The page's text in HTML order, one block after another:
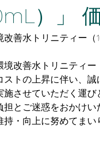
）」
改善水トリニティー
境改善水トリニティ
ストの上昇に伴い、
施させていただく運び
担とご迷惑をおかけい
持・向上に努めてま